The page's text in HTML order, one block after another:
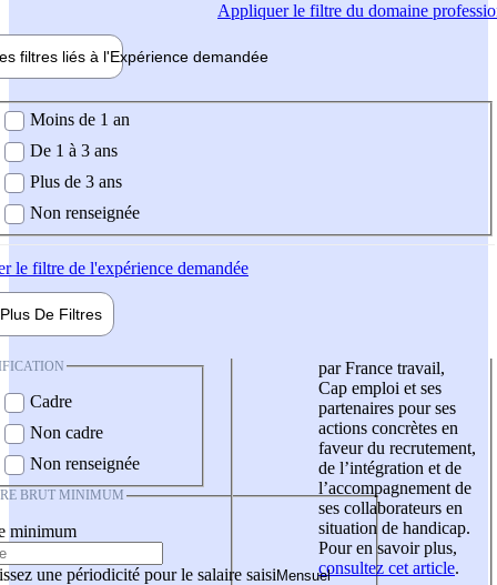
Appliquerle filtre du domaine
filtres liés à l'Expérience demandée
demandée
Moins de 1 an
De 1 à 3 ans
Plus de 3 ans
Non renseignée
le filtre de l'expérience demandée
Plus De Filtres
Cadre
Non cadre
Non renseignée
BRUT MINIMUM
minimum
une périodicité pour le salaire saisi
par France travail,
Cap emploi et ses
partenaires pour ses
actions concrètes en
faveur du recrutement,
de l’intégration et de
l’accompagnement de
ses collaborateurs en
situation de handicap.
Pour en savoir plus,
consultez cet article.